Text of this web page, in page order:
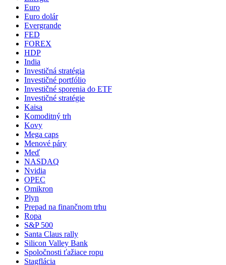
Euro
Euro dolár
Evergrande
FED
FOREX
HDP
India
Investičná stratégia
Investičné portfólio
Investičné sporenia do ETF
Investičné stratégie
Kaisa
Komoditný trh
Kovy
Mega caps
Menové páry
Meď
NASDAQ
Nvidia
OPEC
Omikron
Plyn
Prepad na finančnom trhu
Ropa
S&P 500
Santa Claus rally
Silicon Valley Bank
Spoločnosti ťažiace ropu
Stagflácia